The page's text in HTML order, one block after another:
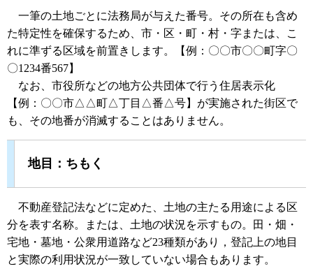
一筆の土地ごとに法務局が与えた番号。その所在も含め
た特定性を確保するため、市・区・町・村・字または、こ
れに準ずる区域を前置きします。【例：〇〇市〇〇町字〇
〇1234番567】
なお、市役所などの地方公共団体で行う住居表示化
【例：〇〇市△△町△丁目△番△号】が実施された街区で
も、その地番が消滅することはありません。
地目：ちもく
不動産登記法などに定めた、土地の主たる用途による区
分を表す名称。または、土地の状況を示すもの。田・畑・
宅地・墓地・公衆用道路など23種類があり，登記上の地目
と実際の利用状況が一致していない場合もあります。